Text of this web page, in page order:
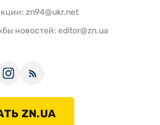
zn94@ukr.net
новостей: editor@zn.ua
ZN.UA